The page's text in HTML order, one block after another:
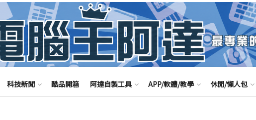
科技新聞 酷品開箱 阿達自製工具 APP/軟體/教學 休閒/懶人包